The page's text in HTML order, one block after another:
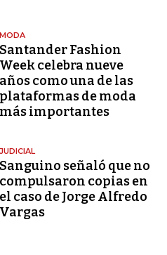
MODA
Santander Fashion
Week celebra nueve
años como una de las
plataformas de moda
más importantes
JUDICIAL
Sanguino señaló que no
compulsaron copias en
el caso de Jorge Alfredo
Vargas